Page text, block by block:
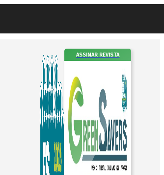
ASSINAR REVISTA